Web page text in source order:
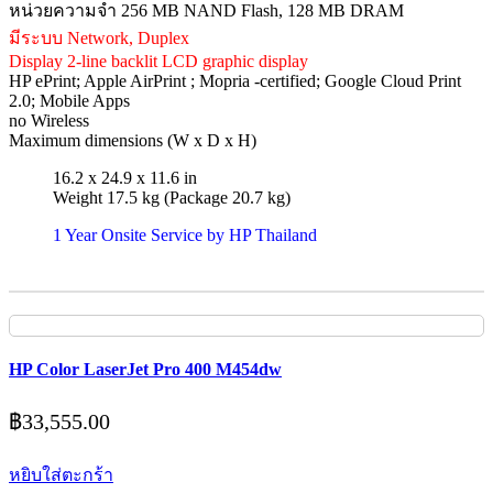
หน่วยความจำ 256 MB NAND Flash, 128 MB DRAM
มีระบบ Network, Duplex
Display 2-line backlit LCD graphic display
HP ePrint; Apple AirPrint ; Mopria -certified; Google Cloud Print
2.0; Mobile Apps
no Wireless
Maximum dimensions (W x D x H)
16.2 x 24.9 x 11.6 in
Weight 17.5 kg (Package 20.7 kg)
1 Year Onsite Service by HP Thailand
HP Color LaserJet Pro 400 M454dw
฿33,555.00
หยิบใส่ตะกร้า